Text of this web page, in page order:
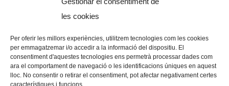
les cookies
Per oferir les millors experiències, utilitzem tecnologies com les cookies
per emmagatzemar i/o accedir a la informació del dispositiu. El
consentiment d'aquestes tecnologies ens permetrà processar dades com
ara el comportament de navegació o les identificacions úniques en aquest
lloc. No consentir o retirar el consentiment, pot afectar negativament certes
característiques i funcions.